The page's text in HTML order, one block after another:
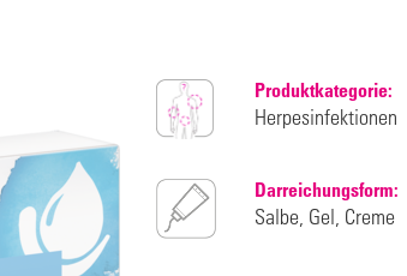
Produktkategorie:
Herpesinfektionen
Darreichungsform:
Salbe, Gel, Creme